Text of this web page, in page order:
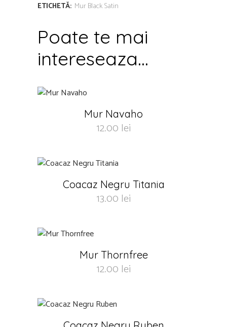
ETICHETĂ: Mur Black Satin
Poate te mai
intereseaza...
Mur Navaho
12.00 lei
Coacaz Negru Titania
13.00 lei
Mur Thornfree
12.00 lei